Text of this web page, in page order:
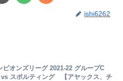
ishi6262
ピオンズリーグ 2021-22 グループC
vs スポルティング 【アヤックス、チ